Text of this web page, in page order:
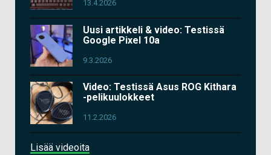
13.4.2026
Uusi artikkeli & video: Testissä
Google Pixel 10a
9.3.2026
Video: Testissä Asus ROG Kithara
-pelikuulokkeet
11.2.2026
Lisää videoita